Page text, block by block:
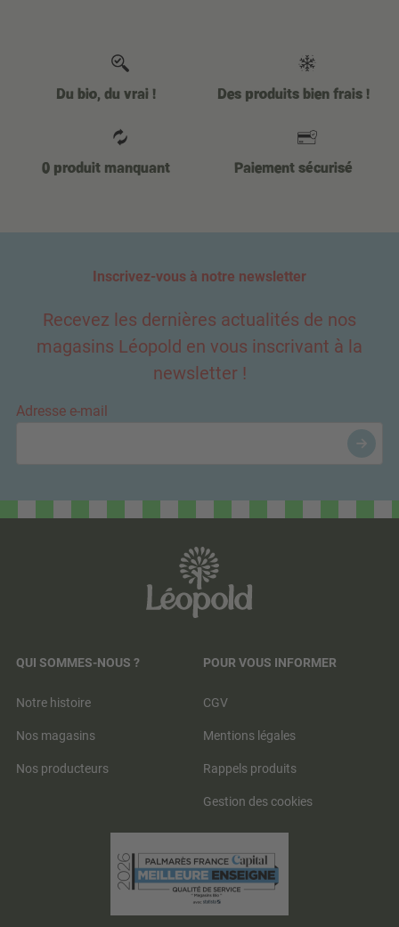
Du bio, du vrai ! Des produits bien frais !
0 produit manquant Paiement sécurisé
Inscrivez-vous à notre newsletter
Recevez les dernières actualités de nos
magasins Léopold en vous inscrivant à la
newsletter !
Adresse e-mail
QUI SOMMES-NOUS ?
Notre histoire
Nos magasins
Nos producteurs
POUR VOUS INFORMER
CGV
Mentions légales
Rappels produits
Gestion des cookies